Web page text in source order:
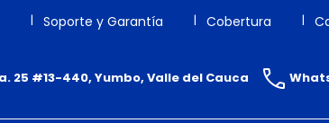
Soporte y Garantía Cobertura
25 #13-440, Yumbo, Valle del Cauca